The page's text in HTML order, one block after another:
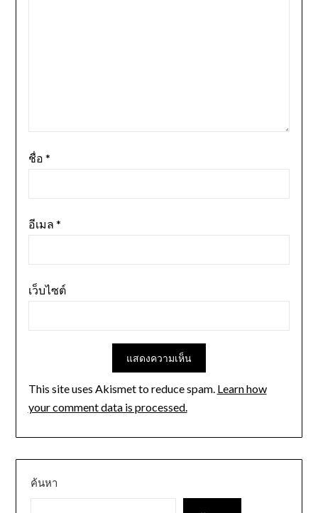
ชื่อ *
อีเมล *
เว็บไซต์
This site uses Akismet to reduce spam. Learn how
your comment data is processed.
ค้นหา